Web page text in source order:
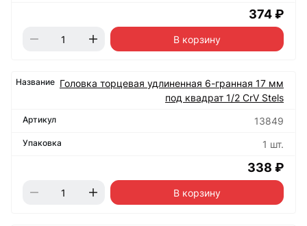
374 ₽
В корзину
Головка торцевая удлиненная 6-гранная 17 мм
под квадрат 1/2 CrV Stels
13849
1 шт.
338 ₽
В корзину